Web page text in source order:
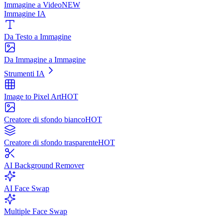
Immagine a VideoNEW
Immagine IA
Da Testo a Immagine
Da Immagine a Immagine
Strumenti IA
Image to Pixel ArtHOT
Creatore di sfondo biancoHOT
Creatore di sfondo trasparenteHOT
AI Background Remover
AI Face Swap
Multiple Face Swap